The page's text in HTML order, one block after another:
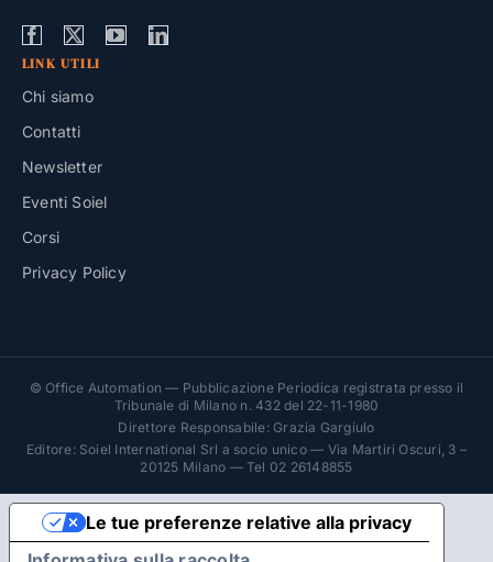
LINK UTILI
Chi siamo
Contatti
Newsletter
Eventi Soiel
Corsi
Privacy Policy
© Office Automation — Pubblicazione Periodica registrata presso il
Tribunale di Milano n. 432 del 22-11-1980
Direttore Responsabile: Grazia Gargiulo
Editore: Soiel International Srl a socio unico — Via Martiri Oscuri, 3 –
20125 Milano — Tel 02 26148855
Le tue preferenze relative alla privacy